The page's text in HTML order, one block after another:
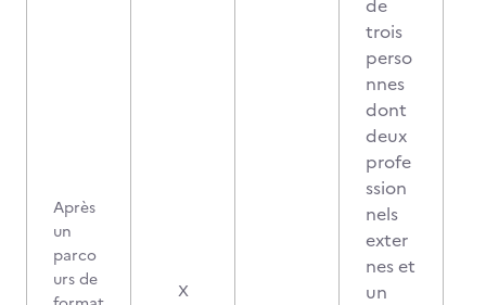
Après
un
parco
urs de
X
de
trois
perso
nnes
dont
deux
profe
ssion
nels
exter
nes et
un